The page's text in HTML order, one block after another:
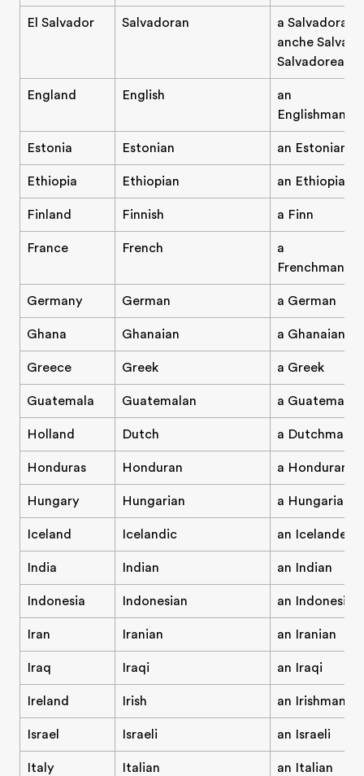
El Salvador Salvadoran
a Salvadoran
anche
Salvadorean)
England English
an
Englishman/
Estonia Estonian an Estonian
Ethiopia Ethiopian an Ethiopian
Finland Finnish a Finn
France French
a
Frenchman/
Germany German a German
Ghana Ghanaian a Ghanaian
Greece Greek a Greek
Guatemala Guatemalan a Guatemalan
Holland Dutch a Dutchman/
Honduras Honduran a Honduran
Hungary Hungarian a Hungarian
Iceland Icelandic an Icelander
India Indian an Indian
Indonesia Indonesian an Indonesian
Iran Iranian an Iranian
Iraq Iraqi an Iraqi
Ireland Irish an Irishman/
Israel Israeli an Israeli
Italy Italian an Italian